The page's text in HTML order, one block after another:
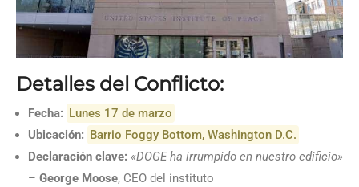
Detalles del Conflicto:
Fecha: Lunes 17 de marzo
Ubicación: Barrio Foggy Bottom, Washington D.C.
Declaración clave: «DOGE ha irrumpido en nuestro edificio»
– George Moose, CEO del instituto